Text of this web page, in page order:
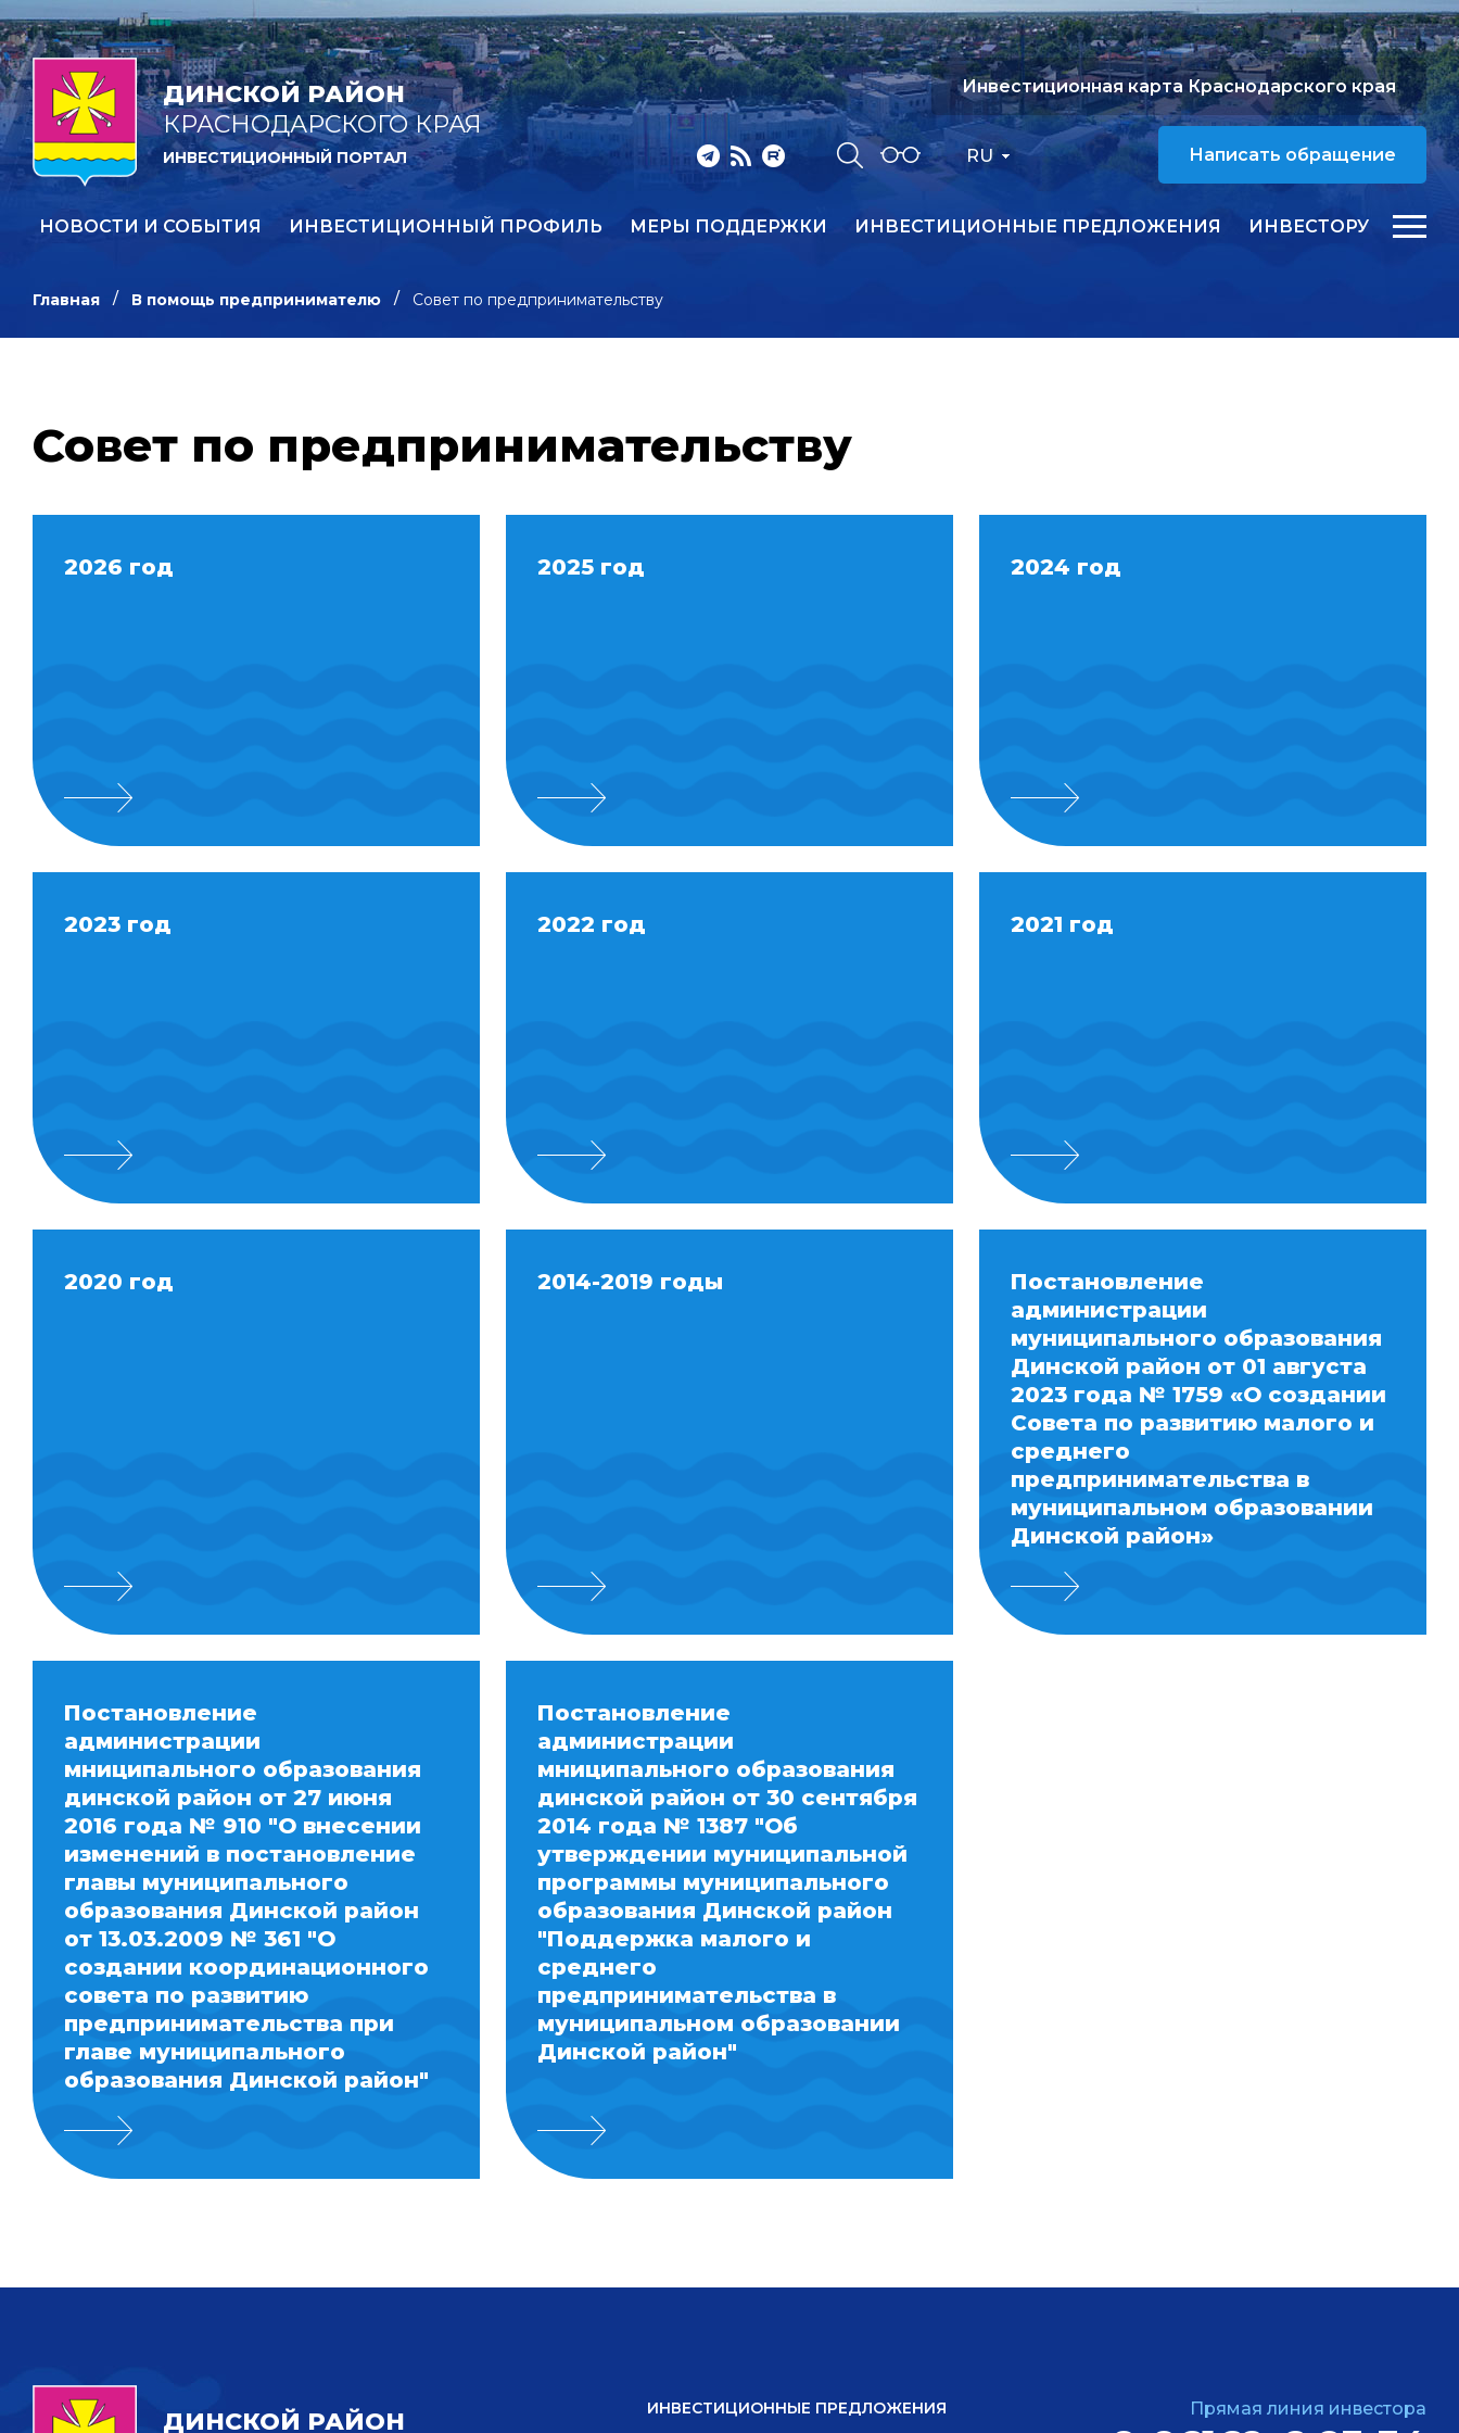
ДИНСКОЙ РАЙОН
КРАСНОДАРСКОГО КРАЯ
ИНВЕСТИЦИОННЫЙ ПОРТАЛ RU
Инвестиционная карта Краснодарского края
Написать обращение
НОВОСТИ И СОБЫТИЯ ИНВЕСТИЦИОННЫЙ ПРОФИЛЬ МЕРЫ ПОДДЕРЖКИ ИНВЕСТИЦИОННЫЕ ПРЕДЛОЖЕНИЯ ИНВЕСТОРУ
Главная В помощь предпринимателю Совет по предпринимательству
Совет по предпринимательству
2026 год 2025 год 2024 год
2023 год 2022 год 2021 год
2020 год 2014-2019 годы
Постановление
администрации
муниципального образования
Динской район от 01 августа
2023 года № 1759 «О создании
Совета по развитию малого и
среднего
предпринимательства в
муниципальном образовании
Динской район»
Постановление
администрации
мниципального образования
динской район от 27 июня
2016 года № 910 "О внесении
изменений в постановление
главы муниципального
образования Динской район
от 13.03.2009 № 361 "О
создании координационного
совета по развитию
предпринимательства при
главе муниципального
образования Динской район"
Постановление
администрации
мниципального образования
динской район от 30 сентября
2014 года № 1387 "Об
утверждении муниципальной
программы муниципального
образования Динской район
"Поддержка малого и
среднего
предпринимательства в
муниципальном образовании
Динской район"
ДИНСКОЙ РАЙОН
ИНВЕСТИЦИОННЫЕ ПРЕДЛОЖЕНИЯ
Прямая линия инвестора